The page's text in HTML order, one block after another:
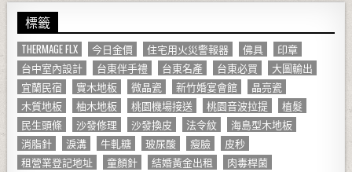
標籤
THERMAGE FLX 今日金價 住宅用火災警報器 佛具
印章
台中室內設計
台東伴手禮 台東名產 台東必買
大圖輸出
宜蘭民宿
實木地板 微晶瓷 新竹婚宴會館
晶亮瓷
木質地板
柚木地板 桃園機場接送 桃園音波拉提
植髮
民生頭條
沙發修理 沙發換皮 法令紋
海島型木地板
消脂針
淚溝 牛軋糖 玻尿酸 瘦臉
皮秒
租營業登記地址
童顏針 結婚黃金出租
肉毒桿菌